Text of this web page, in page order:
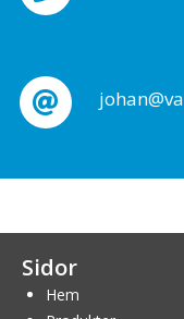
Sidor
Hem